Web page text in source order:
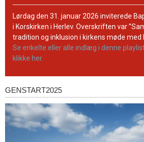
BaptistKirkens
YouTube-
kanal
Lørdag den 31. januar 2026 inviterede
i Korskirken i Herlev. Overskriften var
tradition og inklusion i kirkens møde med
Se enkelte eller alle indlæg i denne
klikke her.
Genstart2025
GENSTART2025